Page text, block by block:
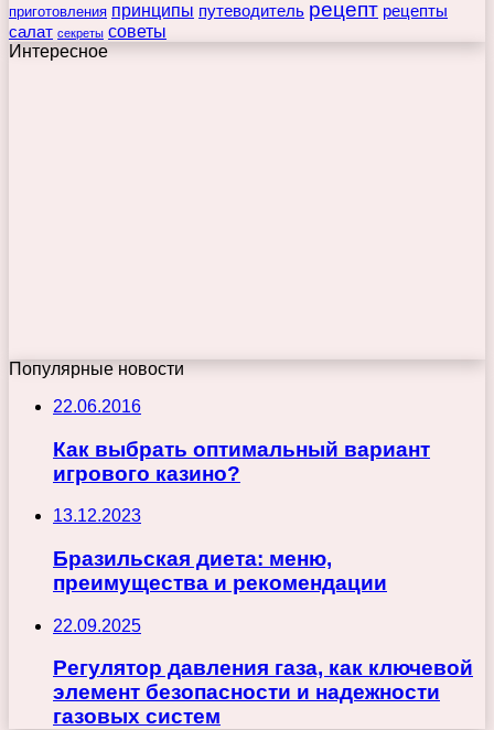
приготовления принципы путеводитель рецепт рецепты
салат секреты советы
Интересное
Популярные новости
22.06.2016
Как выбрать оптимальный вариант
игрового казино?
13.12.2023
Бразильская диета: меню,
преимущества и рекомендации
22.09.2025
Регулятор давления газа, как ключевой
элемент безопасности и надежности
газовых систем